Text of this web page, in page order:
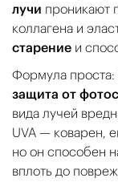
лучи проникают
коллагена и
старение и
Формула проста:
защита от
вида лучей
UVA — коварен,
но он способен
вплоть до